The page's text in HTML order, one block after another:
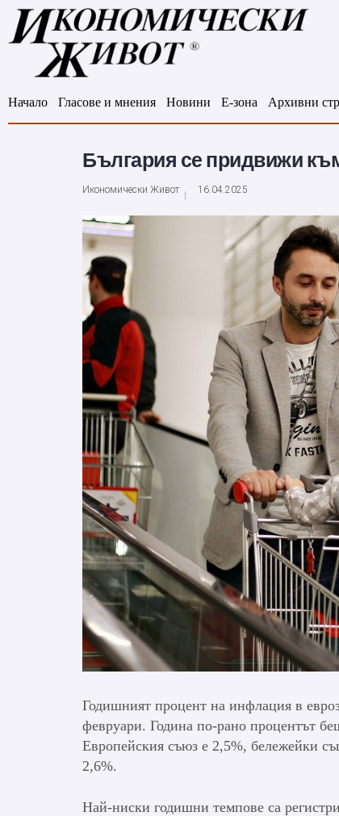
Начало Гласове и мнения Новини Е-зона Архивни
България се придвижи
Икономически Живот 16.04.2025
Годишният процент на инфлация в
февруари. Година по-рано процентът
Европейския съюз е 2,5%, бележейки
2,6%.
Най-ниски годишни темпове са